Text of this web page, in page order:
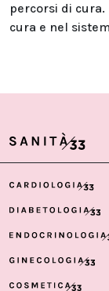
percorsi di
cura e nel